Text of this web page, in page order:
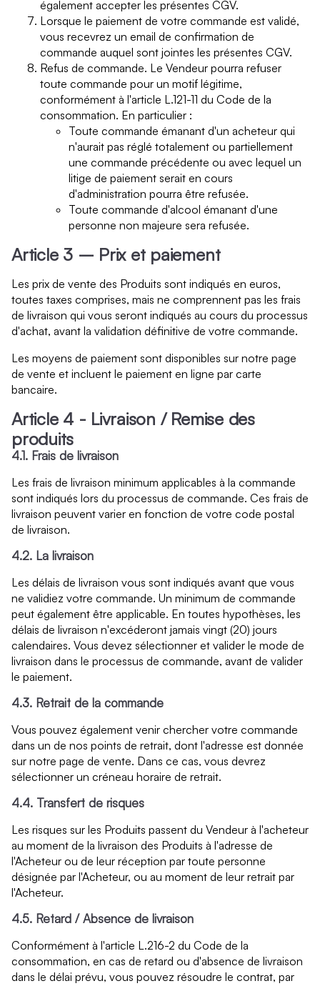
également accepter les présentes CGV.
Lorsque le paiement de votre commande est validé,
vous recevrez un email de confirmation de
commande auquel sont jointes les présentes CGV.
Refus de commande. Le Vendeur pourra refuser
toute commande pour un motif légitime,
conformément à l'article L.121-11 du Code de la
consommation. En particulier :
Toute commande émanant d'un acheteur qui
n'aurait pas réglé totalement ou partiellement
une commande précédente ou avec lequel un
litige de paiement serait en cours
d'administration pourra être refusée.
Toute commande d'alcool émanant d'une
personne non majeure sera refusée.
Article 3 – Prix et paiement
Les prix de vente des Produits sont indiqués en euros,
toutes taxes comprises, mais ne comprennent pas les frais
de livraison qui vous seront indiqués au cours du processus
d'achat, avant la validation définitive de votre commande.
Les moyens de paiement sont disponibles sur notre page
de vente et incluent le paiement en ligne par carte
bancaire.
Article 4 - Livraison / Remise des
produits
4.1. Frais de livraison
Les frais de livraison minimum applicables à la commande
sont indiqués lors du processus de commande. Ces frais de
livraison peuvent varier en fonction de votre code postal
de livraison.
4.2. La livraison
Les délais de livraison vous sont indiqués avant que vous
ne validiez votre commande. Un minimum de commande
peut également être applicable. En toutes hypothèses, les
délais de livraison n'excéderont jamais vingt (20) jours
calendaires. Vous devez sélectionner et valider le mode de
livraison dans le processus de commande, avant de valider
le paiement.
4.3. Retrait de la commande
Vous pouvez également venir chercher votre commande
dans un de nos points de retrait, dont l'adresse est donnée
sur notre page de vente. Dans ce cas, vous devrez
sélectionner un créneau horaire de retrait.
4.4. Transfert de risques
Les risques sur les Produits passent du Vendeur à l'acheteur
au moment de la livraison des Produits à l'adresse de
l'Acheteur ou de leur réception par toute personne
désignée par l'Acheteur, ou au moment de leur retrait par
l'Acheteur.
4.5. Retard / Absence de livraison
Conformément à l'article L.216-2 du Code de la
consommation, en cas de retard ou d'absence de livraison
dans le délai prévu, vous pouvez résoudre le contrat, par